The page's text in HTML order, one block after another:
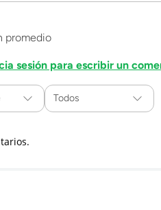
promedio
sesión para escribir un
Todos